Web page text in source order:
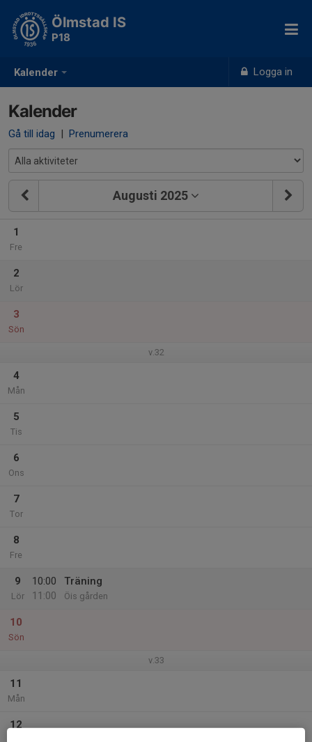
Kalender Logga in
Ölmstad IS
P18
Kalender
Gå till idag | Prenumerera
Augusti 2025
1
Fre
2
Lör
3
Sön
v.32
4
Mån
5
Tis
6
Ons
7
Tor
8
Fre
9
Lör
10:00
11:00
Träning
Öis gården
10
Sön
v.33
11
Mån
12